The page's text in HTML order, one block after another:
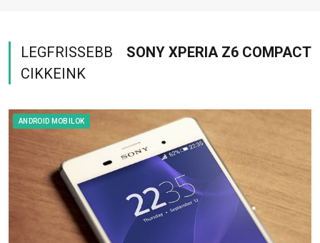
LEGFRISSEBB
SONY XPERIA Z6 COMPACT
CIKKEINK
ANDROID MOBILOK